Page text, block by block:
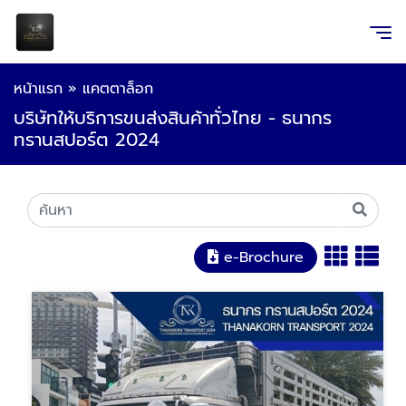
หน้าแรก » แคตตาล็อก
บริษัทให้บริการขนส่งสินค้าทั่วไทย - ธนากร
ทรานสปอร์ต 2024
e-Brochure